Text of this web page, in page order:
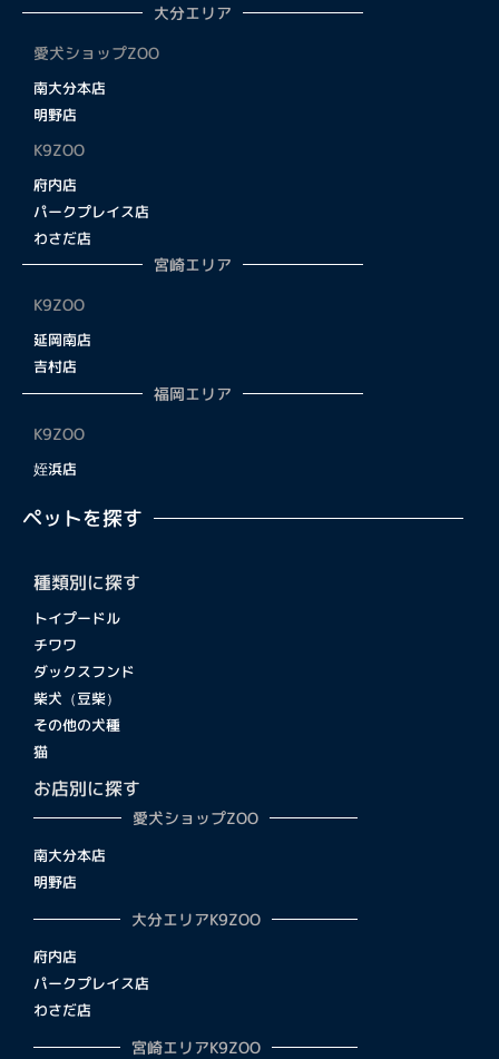
大分エリア
愛犬ショップZOO
南大分本店
明野店
K9ZOO
府内店
パークプレイス店
わさだ店
宮崎エリア
K9ZOO
延岡南店
吉村店
福岡エリア
K9ZOO
姪浜店
ペットを探す
種類別に探す
トイプードル
チワワ
ダックスフンド
柴犬（豆柴）
その他の犬種
猫
お店別に探す
愛犬ショップZOO
南大分本店
明野店
大分エリアK9ZOO
府内店
パークプレイス店
わさだ店
宮崎エリアK9ZOO